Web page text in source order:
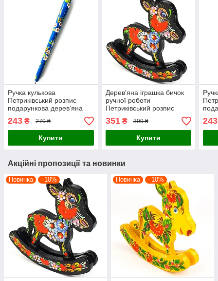
Ручка кулькова
Петриківський розпис
подарункова дерев'яна
КВІТИ УКРАЇНИ синій
стрижень Український
сувенір
243 ₴ 270 ₴
Купити
Дерев'яна іграшка бичок
ручної роботи
Петриківський розпис
11х10 см У КВІТАХ
Український сувенір
351₴ 390 ₴
Купити
243
Акційні пропозиції та новинки
Новинка –10% Новинка –10%